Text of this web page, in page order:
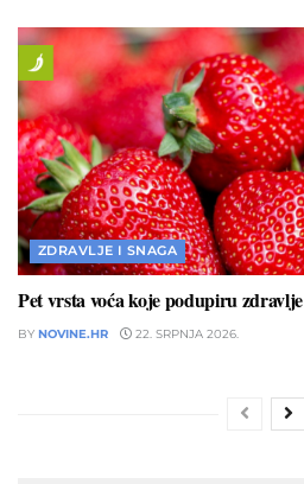
ZDRAVLJE I SNAGA
Pet vrsta voća koje podupiru
BY NOVINE.HR 22. SRPNJA 2026.